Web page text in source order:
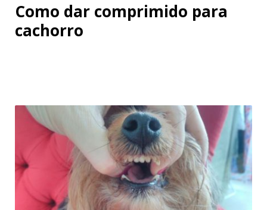
Como dar comprimido para
cachorro